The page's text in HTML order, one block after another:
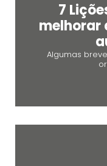
7
melhorar
Algumas